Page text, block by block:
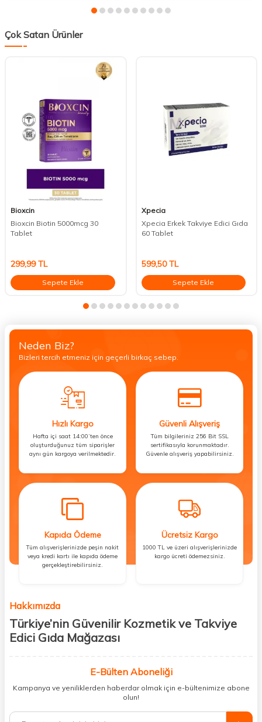
Çok Satan Ürünler
Bioxcin
Bioxcin Biotin 5000mcg 30
Tablet
299,99TL
Sepete Ekle
Xpecia
Xpecia Erkek Takviye Edici Gıda
60 Tablet
599,50TL
Sepete Ekle
Neden Biz?
Bizleri tercih etmeniz için geçerli birkaç sebep.
Hızlı Kargo
Hafta içi saat 14:00’ten önce
oluşturduğunuz tüm siparişler
aynı gün kargoya verilmektedir.
Güvenli Alışveriş
Tüm bilgileriniz 256 Bit SSL
sertifikasıyla korunmaktadır.
Güvenle alışveriş yapabilirsiniz.
Kapıda Ödeme
Tüm alışverişlerinizde peşin nakit
veya kredi kartı ile kapıda ödeme
gerçekleştirebilirsiniz.
Ücretsiz Kargo
1000 TL ve üzeri alışverişlerinizde
kargo ücreti ödemezsiniz.
Hakkımızda
Türkiye’nin Güvenilir Kozmetik ve Takviye
Edici Gıda Mağazası
kişisel bakım hem de takviye edici gıda ürünlerini sizlerle
buluşturuyoruz. Artık mağaza mağaza dolaşmanıza gerek yok;
ihtiyacınız olan her şeyi tek bir çatı altında topluyor ve kapınıza kadar
%100 orijinal kozmetik ve sağlık ürünleriyle güzelliğinizi tamamlayabilir,
E-Bülten Aboneliği
Kampanya ve yeniliklerden haberdar olmak için e-bültenimize abone
olun!